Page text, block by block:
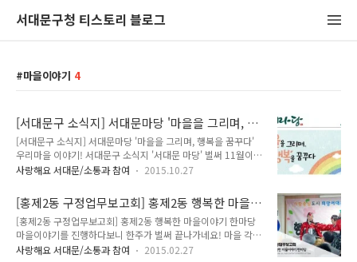
서대문구청 티스토리 블로그
마을이야기 4
[서대문구 소식지] 서대문마당 '마을을 그리며, 행
복을 꿈꾸다' 우리마을 이야기!
[서대문구 소식지] 서대문마당 '마을을 그리며, 행복을 꿈꾸다'
우리마을 이야기! 서대문구 소식지 '서대문 마당' 벌써 11월이네
요. 완연한 가을을 느낄 수 있는 서대문구! 이번 11월호에는 어
마을 이야기" 3면 "기획특집" 4면 "공감소통" 5면 "희망나눔"
6면 "구정소식" 7면 "건강지킴이" 8면 "문화나들이" 9면 "배
움나들이" 10면 "의회소식" 11면 "시정소식" 12면 "일자리,
교육" 서대문마당은 서대문구 홈페이지
(http://www.sdm.go.kr/news/media/madang.do) 에서
사랑해요 서대문/소통과 참여 2015.10.27
[홍제2동 구정업무보고회] 홍제2동 행복한 마을
이야기 한마당
[홍제2동 구정업무보고회] 홍제2동 행복한 마을이야기 한마당
마을이야기를 진행하다보니 한주가 벌써 끝나가네요! 마을 각자
의 이야기를 들려주는 시간은 정말 의미있는 시간인거 같아요.
사랑해요 서대문/소통과 참여 2015.02.27